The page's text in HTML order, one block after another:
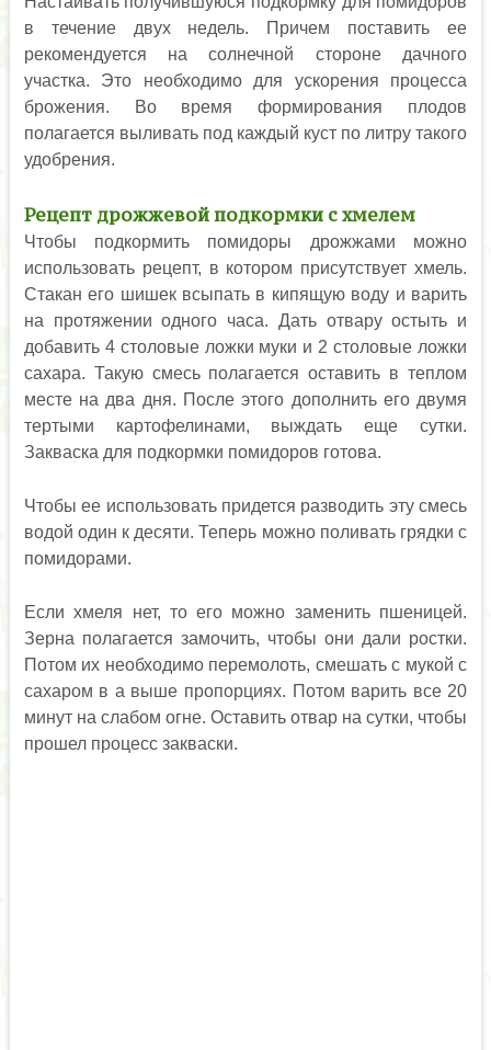
в течение двух недель. Причем поставить ее
рекомендуется на солнечной стороне дачного
участка. Это необходимо для ускорения процесса
брожения. Во время формирования плодов
полагается выливать под каждый куст по литру такого
удобрения.
Рецепт дрожжевой подкормки с хмелем
Чтобы подкормить помидоры дрожжами можно
использовать рецепт, в котором присутствует хмель.
Стакан его шишек всыпать в кипящую воду и варить
на протяжении одного часа. Дать отвару остыть и
добавить 4 столовые ложки муки и 2 столовые ложки
сахара. Такую смесь полагается оставить в теплом
месте на два дня. После этого дополнить его двумя
тертыми картофелинами, выждать еще сутки.
Закваска для подкормки помидоров готова.
Чтобы ее использовать придется разводить эту смесь
водой один к десяти. Теперь можно поливать грядки с
помидорами.
Если хмеля нет, то его можно заменить пшеницей.
Зерна полагается замочить, чтобы они дали ростки.
Потом их необходимо перемолоть, смешать с мукой с
сахаром в а выше пропорциях. Потом варить все 20
минут на слабом огне. Оставить отвар на сутки, чтобы
прошел процесс закваски.